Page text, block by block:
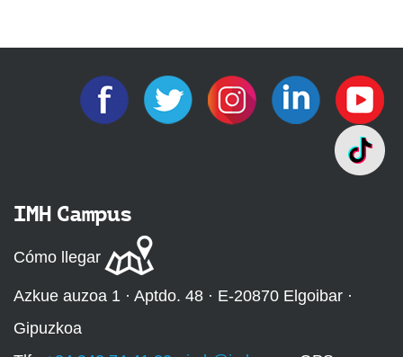
IMH Campus
Cómo llegar
Azkue auzoa 1 · Aptdo. 48 · E-20870 Elgoibar ·
Gipuzkoa